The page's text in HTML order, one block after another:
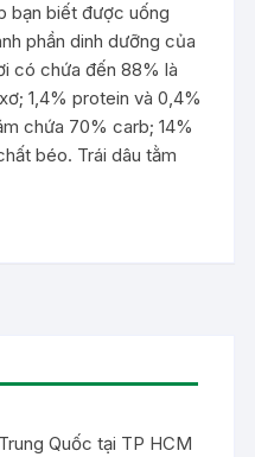
bạn biết được uống
phần dinh dưỡng của
có chứa đến 88% là
1,4% protein và 0,4%
chứa 70% carb; 14%
béo. Trái dâu tằm
Quốc tại TP HCM